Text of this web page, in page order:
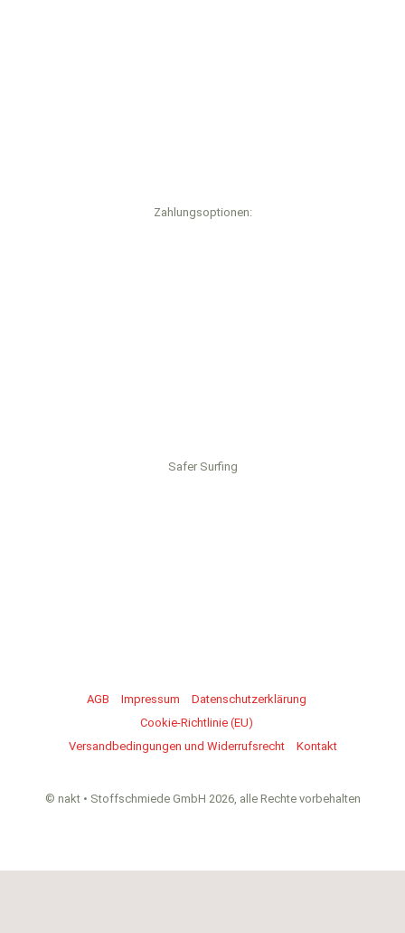
Zahlungsoptionen:
Safer Surfing
AGB Impressum
Datenschutzerklärung
Cookie-Richtlinie (EU)
Versandbedingungen und Widerrufsrecht
Kontakt
© nakt • Stoffschmiede GmbH 2026, alle Rechte vorbehalten